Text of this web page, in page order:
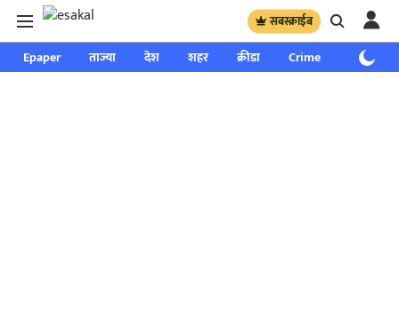
सबस्क्राईब
Epaper ताज्या देश शहर क्रीडा Crime साप्ताहिक